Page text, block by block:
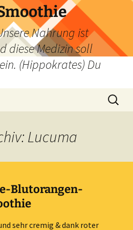
Nahrung ist
diese Medizin soll
(Hippokrates) Du
Suchen
nach:
Lucuma
Blutorangen-
sehr cremig & dank roter